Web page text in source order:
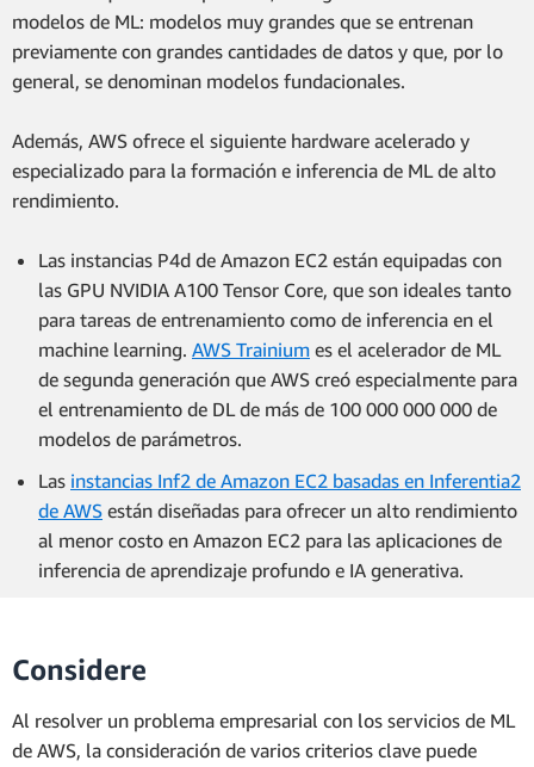
modelos de ML: modelos muy grandes que se entrenan
previamente con grandes cantidades de datos y que, por lo
general, se denominan modelos fundacionales.
Además, AWS ofrece el siguiente hardware acelerado y
especializado para la formación e inferencia de ML de alto
rendimiento.
Las instancias P4d de Amazon EC2 están equipadas con
las GPU NVIDIA A100 Tensor Core, que son ideales tanto
para tareas de entrenamiento como de inferencia en el
machine learning. AWS Trainium es el acelerador de ML
de segunda generación que AWS creó especialmente para
el entrenamiento de DL de más de 100 000 000 000 de
modelos de parámetros.
Las instancias Inf2 de Amazon EC2 basadas en Inferentia2
de AWS están diseñadas para ofrecer un alto rendimiento
al menor costo en Amazon EC2 para las aplicaciones de
inferencia de aprendizaje profundo e IA generativa.
Considere
Al resolver un problema empresarial con los servicios de ML
de AWS, la consideración de varios criterios clave puede